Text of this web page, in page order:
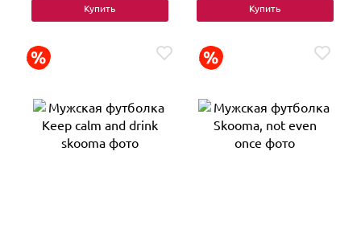
Купить Купить